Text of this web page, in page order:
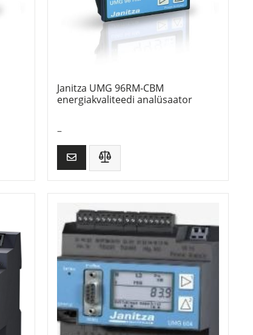
Janitza UMG 96RM-CBM
energiakvaliteedi analüsaator
–